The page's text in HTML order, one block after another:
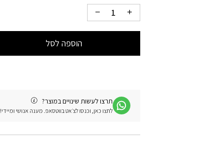
הוספה לסל
תרצו לעשות שינויים במוצר?
לחצו כאן, וכנסו לצ׳אט בווטסאפ. מענה אנושי ומיידי!